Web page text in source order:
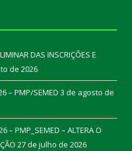
DAS INSCRIÇÕES E
de 2026
– PMP/SEMED 3 de agosto de
– PMP_SEMED – ALTERA O
27 de julho de 2026